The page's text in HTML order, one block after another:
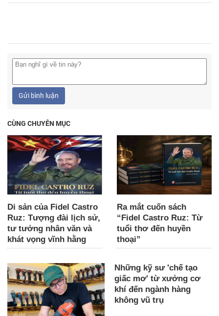
Gửi bình luận
CÙNG CHUYÊN MỤC
Di sản của Fidel Castro
Ruz: Tượng đài lịch sử,
tư tưởng nhân văn và
khát vọng vĩnh hằng
Ra mắt cuốn sách
“Fidel Castro Ruz: Từ
tuổi thơ đến huyền
thoại”
Những kỹ sư 'chế tạo
giấc mơ' từ xưởng cơ
khí đến ngành hàng
không vũ trụ